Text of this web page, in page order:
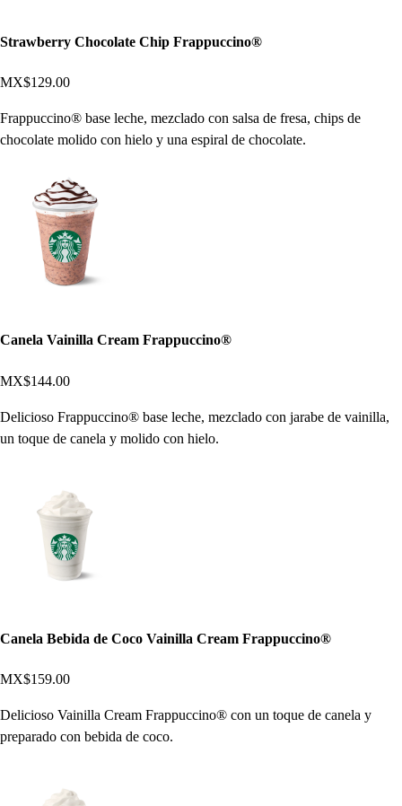
Strawberry Chocolate Chip Frappuccino®
MX$129.00
Frappuccino® base leche, mezclado con salsa de fresa, chips de
chocolate molido con hielo y una espiral de chocolate.
Canela Vainilla Cream Frappuccino®
MX$144.00
Delicioso Frappuccino® base leche, mezclado con jarabe de vainilla,
un toque de canela y molido con hielo.
Canela Bebida de Coco Vainilla Cream Frappuccino®
MX$159.00
Delicioso Vainilla Cream Frappuccino® con un toque de canela y
preparado con bebida de coco.